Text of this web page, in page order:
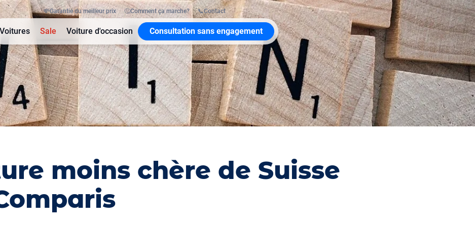
💸Garantie du meilleur prix 🤔Comment ça marche? 📞Contact
Voitures Sale Voiture d'occasion Consultation sans engagement
moins chère de Suisse